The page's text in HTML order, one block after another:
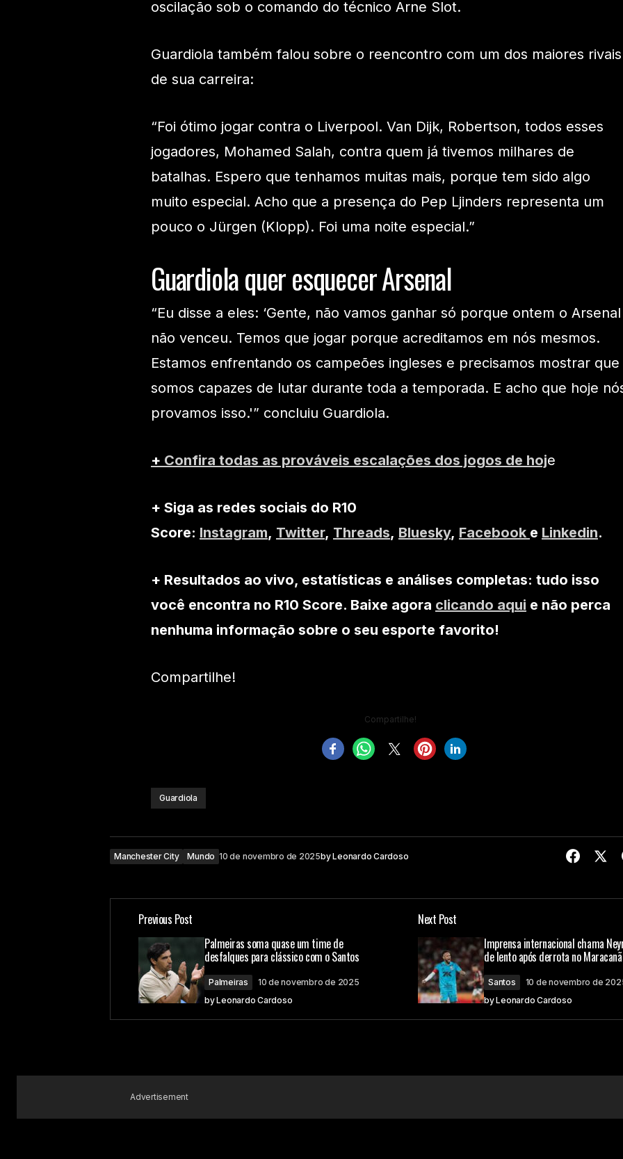
oscilação sob o comando do técnico Arne Slot.
Guardiola também falou sobre o reencontro com um dos maiores rivais
de sua carreira:
“Foi ótimo jogar contra o Liverpool. Van Dijk, Robertson, todos esses
jogadores, Mohamed Salah, contra quem já tivemos milhares de
batalhas. Espero que tenhamos muitas mais, porque tem sido algo
muito especial. Acho que a presença do Pep Ljinders representa um
pouco o Jürgen (Klopp). Foi uma noite especial.”
Guardiola quer esquecer Arsenal
“Eu disse a eles: ‘Gente, não vamos ganhar só porque ontem o Arsenal
não venceu. Temos que jogar porque acreditamos em nós mesmos.
Estamos enfrentando os campeões ingleses e precisamos mostrar que
somos capazes de lutar durante toda a temporada. E acho que hoje
provamos isso.'” concluiu Guardiola.
+ Confira todas as prováveis escalações dos jogos de hoje
+ Siga as redes sociais do R10
Score: Instagram, Twitter, Threads, Bluesky, Facebook e Linkedin.
+ Resultados ao vivo, estatísticas e análises completas: tudo isso
você encontra no R10 Score. Baixe agora clicando aqui e não perca
nenhuma informação sobre o seu esporte favorito!
Compartilhe!
Compartilhe!
Guardiola
Manchester City Mundo 10 de novembro de 2025byLeonardo Cardoso
Previous Post
Palmeiras soma quase um time de
desfalques para clássico com o Santos
Palmeiras
10 de novembro de 2025
byLeonardo Cardoso
Next Post
Imprensa internacional chama
de lento após derrota no Maracanã
Santos
10 de novembro de
byLeonardo Cardoso
Advertisement